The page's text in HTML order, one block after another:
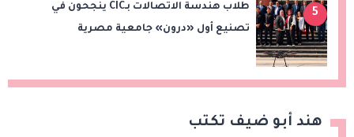
5
طلاب هندسة الاتصالات بـCIC ينجحون في
تصنيع أول «درون» جامعية مصرية
هند أبو ضيف تكتب